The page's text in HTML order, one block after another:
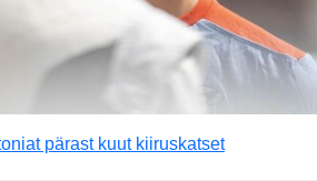
pärast kuut kiiruskatset